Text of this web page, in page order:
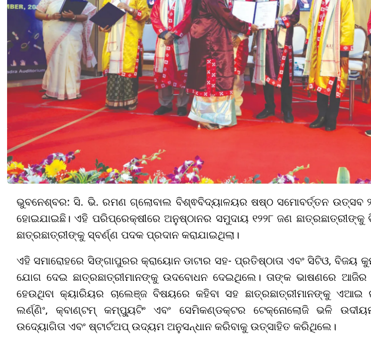
ଭୁବନେଶ୍ବର: ସି. ଭି. ରମଣ ଗ୍ଲୋବାଲ ବିଶ୍ଵବିଦ୍ୟାଳୟର ଷଷ୍ଠ ସମୋବର୍ତ୍ତନ ଉତ୍ସବ
ହୋଇଯାଇଛି। ଏହି ପରିପ୍ରେକ୍ଷୀରେ ଅନୁଷ୍ଠାନର ସମୁଦାୟ ୧୨୨୮ ଜଣ
ଛାତ୍ରଛାତ୍ରୀଙ୍କୁ ସ୍ବର୍ଣ୍ଣ ପଦକ ପ୍ରଦାନ କରାଯାଇଥିଲା।
ଏହି ସମାରୋହରେ ସିଙ୍ଗାପୁରର କ୍ରାୟୋନ ଡାଟାର ସହ- ପ୍ରତିଷ୍ଠାତା ଏବଂ ସିଟିଓ, ବିଜୟ
ଯୋଗ ଦେଇ ଛାତ୍ରଛାତ୍ରୀମାନଙ୍କୁ ଉଦବୋଧନ ଦେଇଥିଲେ। ତାଙ୍କ ଭାଷଣରେ ଆଜିର
ହେଉଥିବା କ୍ୟାରିୟର ଚାଲେଞ୍ଜ ବିଷୟରେ କହିବା ସହ ଛାତ୍ରଛାତ୍ରୀମାନଙ୍କୁ
ଲର୍ଣ୍ଣିଂ, କ୍ବାଣ୍ଟମ୍ କମ୍ପ୍ୟୁଟିଂ ଏବଂ ସେମିକଣ୍ଡକ୍ଟର ଟେକ୍ନୋଲୋଜି ଭଳି
ଉଦ୍ୟୋଗିତା ଏବଂ ଷ୍ଟାର୍ଟଅପ୍‌ ଉଦ୍ୟମ ଅନୁସନ୍ଧାନ କରିବାକୁ ଉତ୍ସାହିତ କରିଥିଲେ।